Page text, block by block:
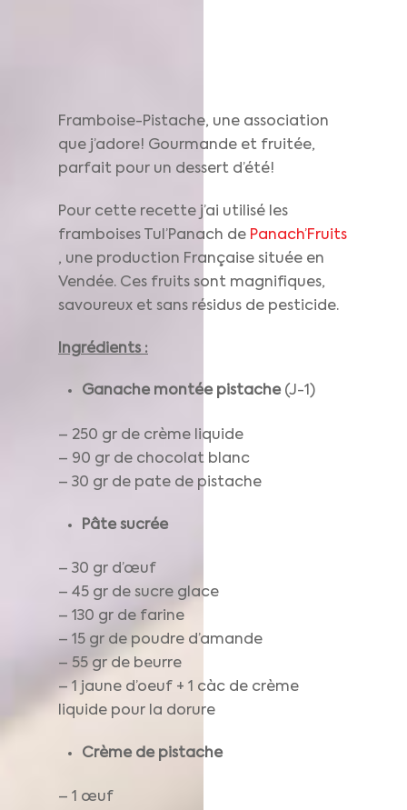
Framboise-Pistache, une association
que j’adore! Gourmande et fruitée,
parfait pour un dessert d’été!
Pour cette recette j’ai utilisé les
framboises Tul’Panach de Panach’Fruits
, une production Française située en
Vendée. Ces fruits sont magnifiques,
savoureux et sans résidus de pesticide.
Ingrédients :
Ganache montée pistache(J-1)
– 250 gr de crème liquide
– 90 gr de chocolat blanc
– 30 gr de pate de pistache
Pâte sucrée
– 30 gr d’œuf
– 45 gr de sucre glace
– 130 gr de farine
– 15 gr de poudre d’amande
– 55 gr de beurre
– 1 jaune d’oeuf + 1 càc de crème
liquide pour la dorure
Crème de pistache
– 1 œuf